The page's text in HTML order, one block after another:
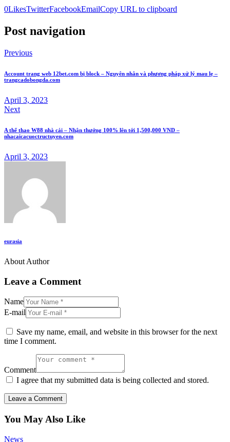
0LikesTwitterFacebookEmailCopy URL to clipboard
Post navigation
Previous
Account trang web 12bet.com bị block – Nguyên nhân và phương pháp xử lý mau lẹ –
trangcadobongda.com
April 3, 2023
Next
A thể thao W88 nhà cái – Nhận thưởng 100% lên tới 1,500,000 VND –
nhacaicacuoctructuyen.com
April 3, 2023
eurasia
About Author
Leave a Comment
Name
E-mail
Save my name, email, and website in this browser for the next
time I comment.
Comment
I agree that my submitted data is being collected and stored.
You May Also Like
News